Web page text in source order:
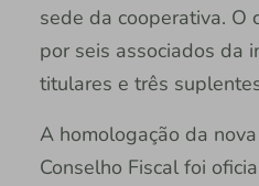
sede da cooperativa. O
por seis associados da
titulares e três
A homologação da
Conselho Fiscal foi